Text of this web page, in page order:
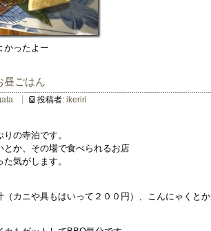
かったよー
昼ごはん
投稿者: ikeriri
の寺泊です。
とか、その場で食べられるお店
気がします。
（カニや具もはいって２００円）、こんにゃくとか